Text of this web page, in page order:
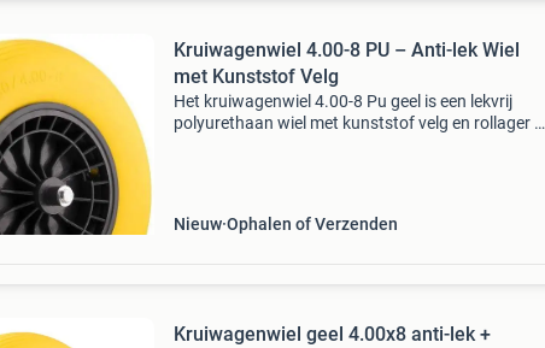
Kruiwagenwiel 4.00-8 PU – Anti-lek Wiel
met Kunststof Velg
Het kruiwagenwiel 4.00-8 Pu geel is een lekvrij
polyurethaan wiel met kunststof velg en rollager —
Nieuw Ophalen of Verzenden
Kruiwagenwiel geel 4.00x8 anti-lek +